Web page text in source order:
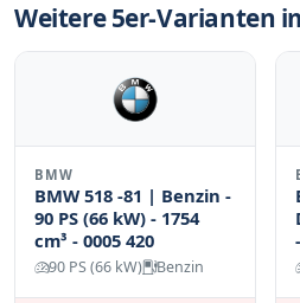
Weitere 5er-Varianten
BMW
BMW 518 -81 | Benzin -
90 PS (66 kW) - 1754
cm³ - 0005 420
90 PS (66 kW) Benzin